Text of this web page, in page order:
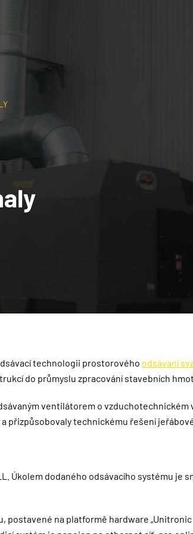
technologii prostorového odsávaní
do průmyslu zpracování stavebních hmot.
ventilátorem o vzduchotechnickém
technickému řešení
Úkolem dodaného odsávacího systému je
na platformě hardware